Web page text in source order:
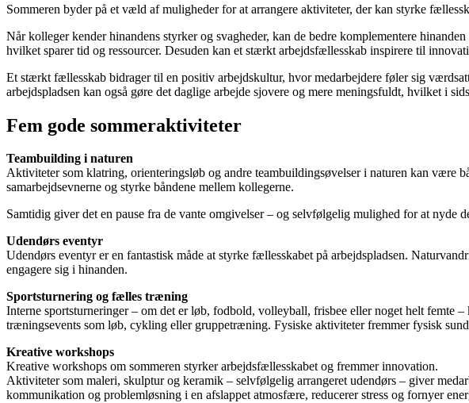
Sommeren byder på et væld af muligheder for at arrangere aktiviteter, der kan styrke
Når kolleger kender hinandens styrker og svagheder, kan de bedre komplementere
hvilket sparer tid og ressourcer. Desuden kan et stærkt arbejdsfællesskab inspirere til
Et stærkt fællesskab bidrager til en positiv arbejdskultur, hvor medarbejdere føler sig
arbejdspladsen kan også gøre det daglige arbejde sjovere og mere meningsfuldt, hvilket i
Fem gode sommeraktiviteter
Teambuilding i naturen
Aktiviteter som klatring, orienteringsløb og andre teambuildingsøvelser i naturen kan være
samarbejdsevnerne og styrke båndene mellem kollegerne.
Samtidig giver det en pause fra de vante omgivelser – og selvfølgelig mulighed for at nyde
Udendørs eventyr
Udendørs eventyr er en fantastisk måde at styrke fællesskabet på arbejdspladsen.
engagere sig i hinanden.
Sportsturnering og fælles træning
Interne sportsturneringer – om det er løb, fodbold, volleyball, frisbee eller noget helt femte
træningsevents som løb, cykling eller gruppetræning. Fysiske aktiviteter fremmer fysisk
Kreative workshops
Kreative workshops om sommeren styrker arbejdsfællesskabet og fremmer innovation.
Aktiviteter som maleri, skulptur og keramik – selvfølgelig arrangeret udendørs – giver
kommunikation og problemløsning i en afslappet atmosfære, reducerer stress og fornyer